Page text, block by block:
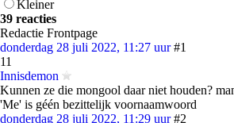
Kleiner
39 reacties
Redactie Frontpage
donderdag 28 juli 2022, 11:27 uur #1
11
Innisdemon
Kunnen ze die mongool daar niet houden?
'Me' is géén bezittelijk voornaamwoord
donderdag 28 juli 2022, 11:29 uur #2